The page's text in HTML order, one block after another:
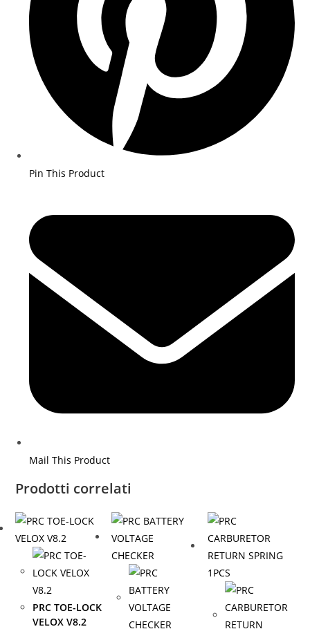
Pin This Product
a
new
window
Mail This Product
Prodotti correlati
PRC TOE-LOCK
VELOX V8.2